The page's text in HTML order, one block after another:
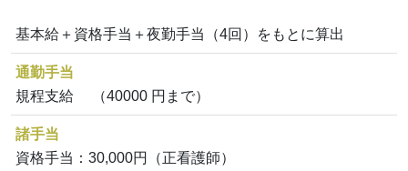
基本給＋資格手当＋夜勤手当（4回）をもとに算出
通勤手当
規程支給 （40000 円まで）
諸手当
資格手当：30,000円（正看護師）